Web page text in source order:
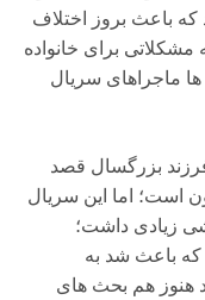
باعث بروز اختلاف
برای خانواده
ها ماجراهای سریال
بزرگسال قصد
است؛ اما این سریال
زیادی داشت؛
باعث شد به
هنوز هم بحث های